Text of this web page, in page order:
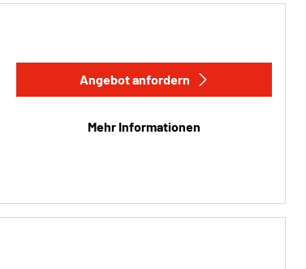
Angebot anfordern
Mehr Informationen